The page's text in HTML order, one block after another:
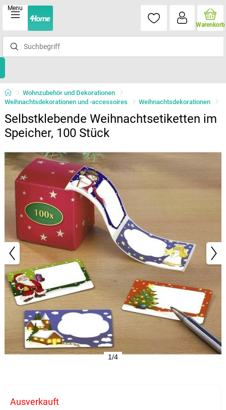
Menu
Warenkorb
Wohnzubehör und Dekorationen
Weihnachtsdekorationen und -accessoires
Weihnachtsdekorationen
Selbstklebende Weihnachtsetiketten im
Speicher, 100 Stück
1/4
Ausverkauft